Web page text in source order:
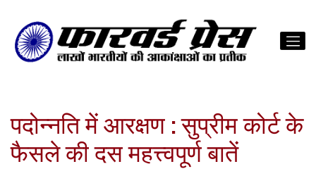
पदोन्नति में आरक्षण : सुप्रीम कोर्ट के
फैसले की दस महत्त्वपूर्ण बातें